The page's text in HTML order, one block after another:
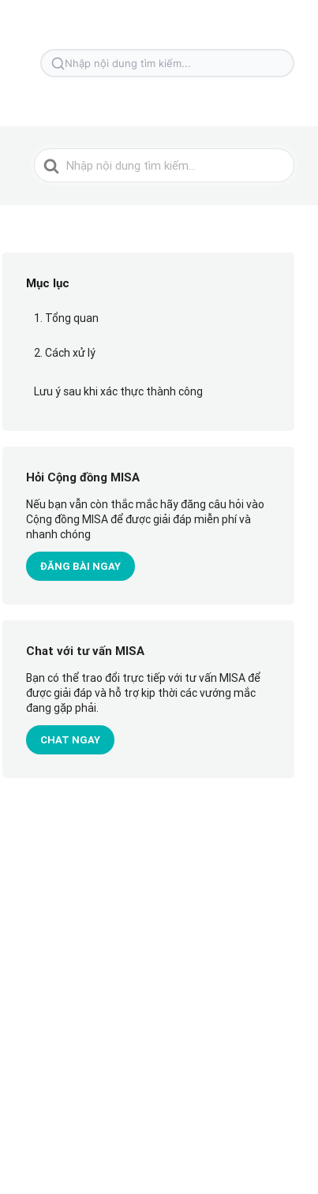
Tìm
Tìm
kiếm
Mục lục
1. Tổng quan
2. Cách xử lý
Lưu ý sau khi xác thực thành công
Hỏi Cộng đồng MISA
Nếu bạn vẫn còn thắc mắc hãy đăng câu hỏi vào
Cộng đồng MISA để được giải đáp miễn phí và
nhanh chóng
ĐĂNG BÀI NGAY
Chat với tư vấn MISA
Bạn có thể trao đổi trực tiếp với tư vấn MISA để
được giải đáp và hỗ trợ kịp thời các vướng mắc
đang gặp phải.
CHAT NGAY